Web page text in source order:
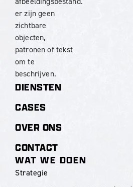
DIENSTEN
CASES
OVER ONS
CONTACT
WAT WE DOEN
Strategie